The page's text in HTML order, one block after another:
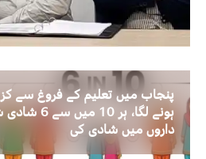
پنجاب میں تعلیم کے فروغ سے
ہونے لگا،
داروں میں شادی کی